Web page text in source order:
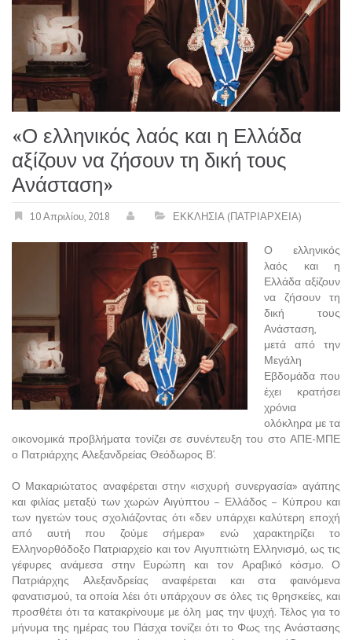
«Ο ελληνικός λαός και η Ελλάδα
αξίζουν να ζήσουν τη δική τους
Ανάσταση»
10 Απριλίου, 2018 ΕΚΚΛΗΣΙΑ (ΠΑΤΡΙΑΡΧΕΙΑ)
Ο ελληνικός
λαός και η
Ελλάδα αξίζουν
να ζήσουν τη
δική τους
Ανάσταση,
μετά από την
Μεγάλη
Εβδομάδα που
έχει κρατήσει
χρόνια
ολόκληρα με τα
οικονομικά προβλήματα τονίζει σε συνέντευξη του στο ΑΠΕ-ΜΠΕ
ο Πατριάρχης Αλεξανδρείας Θεόδωρος Β’.
Ο Μακαριώτατος αναφέρεται στην «ισχυρή συνεργασία» αγάπης
και φιλίας μεταξύ των χωρών Αιγύπτου – Ελλάδος – Κύπρου και
των ηγετών τους σχολιάζοντας ότι «δεν υπάρχει καλύτερη εποχή
από αυτή που ζούμε σήμερα» ενώ χαρακτηρίζει το
Ελληνορθόδοξο Πατριαρχείο και τον Αιγυπτιώτη Ελληνισμό, ως τις
γέφυρες ανάμεσα στην Ευρώπη και τον Αραβικό κόσμο. Ο
Πατριάρχης Αλεξανδρείας αναφέρεται και στα φαινόμενα
φανατισμού, τα οποία λέει ότι υπάρχουν σε όλες τις θρησκείες, και
προσθέτει ότι τα κατακρίνουμε με όλη μας την ψυχή. Τέλος για το
μήνυμα της ημέρας του Πάσχα τονίζει ότι το Φως της Ανάστασης